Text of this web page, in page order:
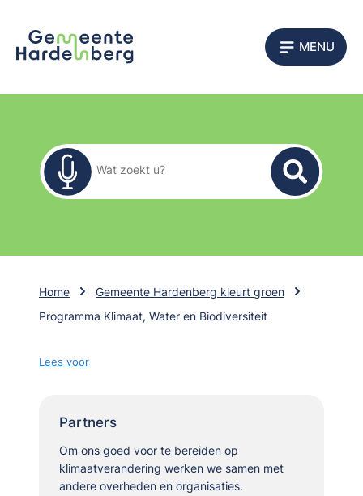
MENU
Zoekformulier
Wat zoekt u?
Home
Gemeente Hardenberg kleurt groen
Programma Klimaat, Water en Biodiversiteit
Lees voor
Partners
Om ons goed voor te bereiden op
klimaatverandering werken we samen met
andere overheden en organisaties.